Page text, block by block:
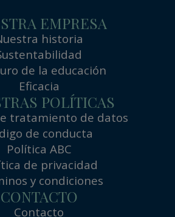
EMPRESA
historia
de la educación
Eficacia
POLÍTICAS
tratamiento de datos
de conducta
Política ABC
de privacidad
y condiciones
CONTACTO
Contacto